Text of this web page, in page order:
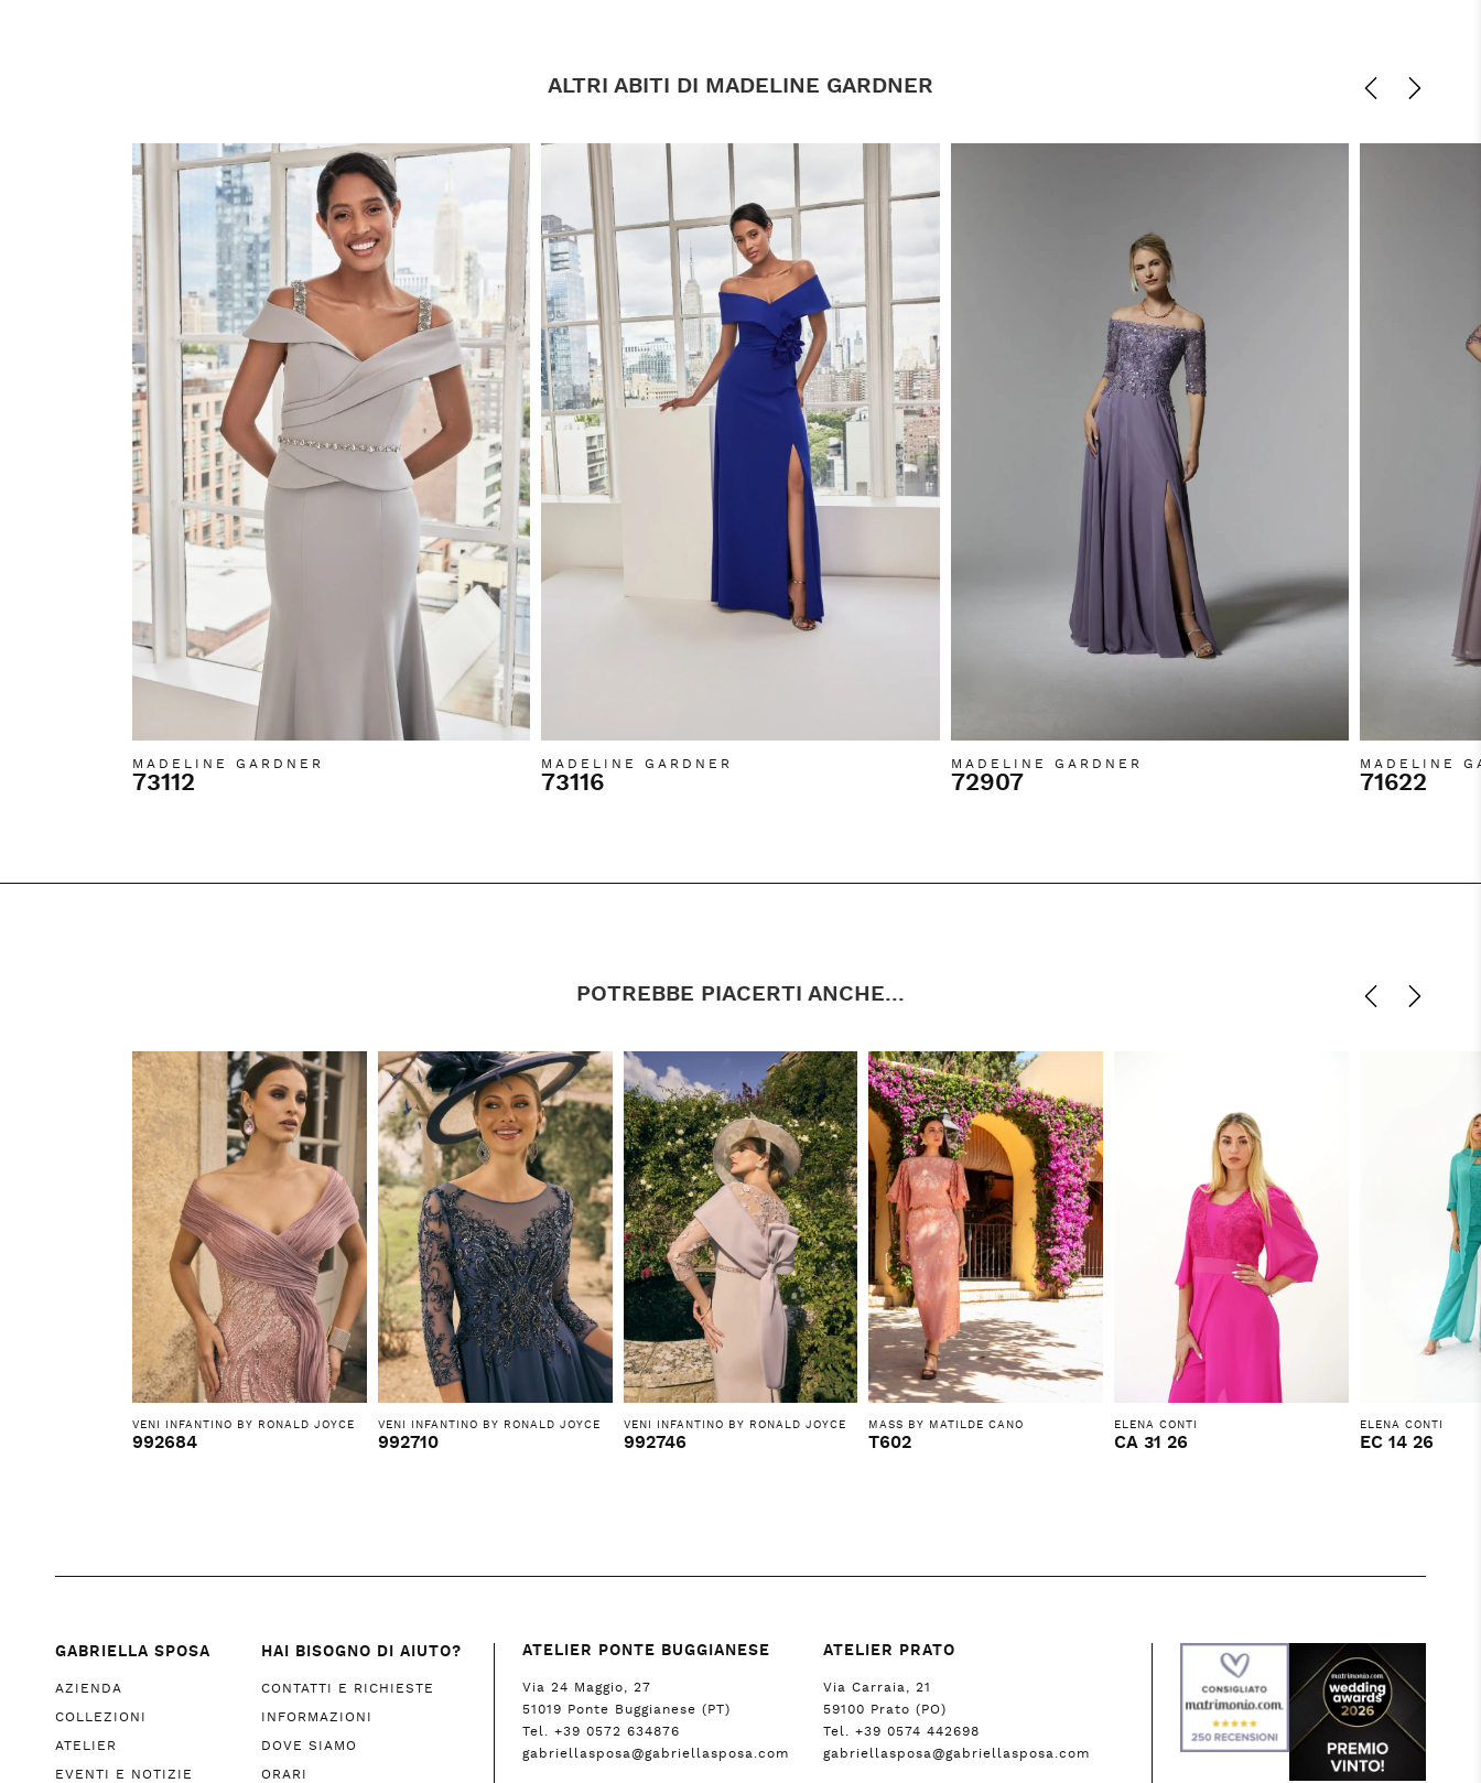
ALTRI ABITI DI MADELINE GARDNER
MADELINE GARDNER
73112
MADELINE GARDNER
73116
MADELINE GARDNER
72907
MADELINE
71622
POTREBBE PIACERTI ANCHE...
VENI INFANTINO BY RONALD JOYCE
992684
VENI INFANTINO BY RONALD JOYCE
992710
VENI INFANTINO BY RONALD JOYCE
992746
MASS BY MATILDE CANO
T602
ELENA CONTI
CA 31 26
ELENA CONTI
EC 14 26
GABRIELLA SPOSA
AZIENDA
COLLEZIONI
ATELIER
EVENTI E NOTIZIE
HAI BISOGNO DI AIUTO?
CONTATTI E RICHIESTE
INFORMAZIONI
DOVE SIAMO
ORARI
ATELIER PONTE BUGGIANESE
Via 24 Maggio, 27
51019 Ponte Buggianese (PT)
Tel. +39 0572 634876
gabriellasposa@gabriellasposa.com
ATELIER PRATO
Via Carraia, 21
59100 Prato (PO)
Tel. +39 0574 442698
gabriellasposa@gabriellasposa.com